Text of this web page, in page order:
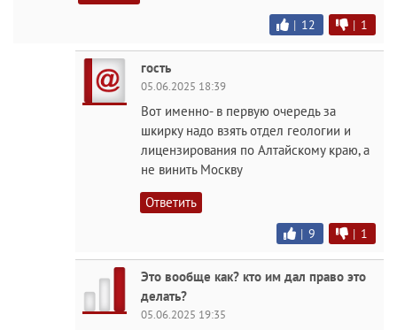
| 12 | 1
гость
05.06.2025 18:39
Вот именно- в первую очередь за
шкирку надо взять отдел геологии и
лицензирования по Алтайскому краю, а
не винить Москву
Ответить
| 9 | 1
Это вообще как? кто им дал право это
делать?
05.06.2025 19:35